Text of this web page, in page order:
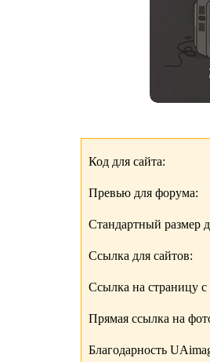
Код для сайта:
Превью для форума:
Стандартный размер
Ссылка для сайтов:
Ссылка на страницу
Прямая ссылка на
Благодарность